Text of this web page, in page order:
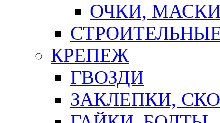
ОЧКИ,
КРЕПЕЖ
ГВОЗДИ
ЗАКЛЕПКИ,